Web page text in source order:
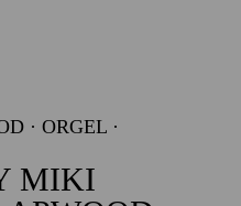
· ORGEL ·